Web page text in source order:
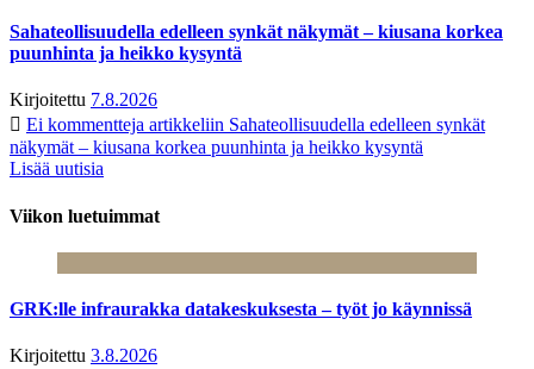
Sahateollisuudella edelleen synkät näkymät – kiusana korkea
puunhinta ja heikko kysyntä
Kirjoitettu 7.8.2026
Ei kommentteja artikkeliin Sahateollisuudella edelleen synkät
näkymät – kiusana korkea puunhinta ja heikko kysyntä
Lisää uutisia
Viikon luetuimmat
GRK:lle infraurakka datakeskuksesta – työt jo käynnissä
Kirjoitettu 3.8.2026